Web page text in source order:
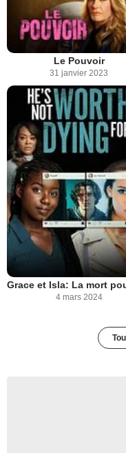
Le Pouvoir
31 janvier 2023
4 mars 2024